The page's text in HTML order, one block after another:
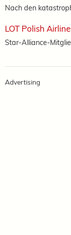
Nach den
LOT Polish
Star-Alliance-
Advertising